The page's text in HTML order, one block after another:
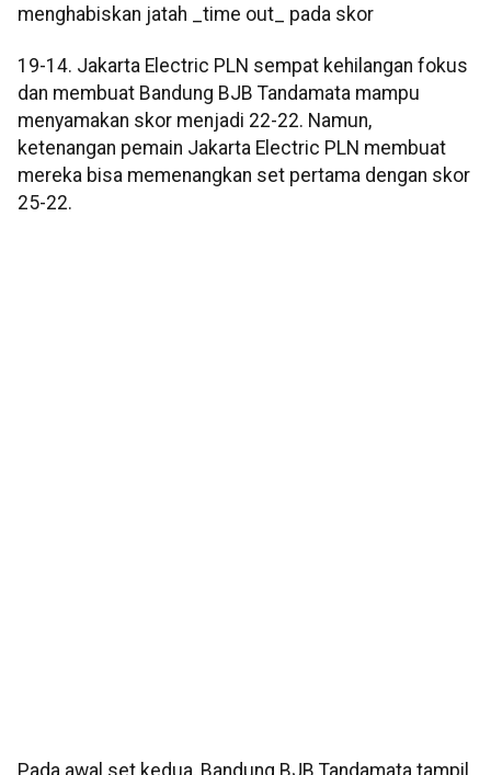
menghabiskan jatah _time out_ pada skor
19-14. Jakarta Electric PLN sempat kehilangan fokus
dan membuat Bandung BJB Tandamata mampu
menyamakan skor menjadi 22-22. Namun,
ketenangan pemain Jakarta Electric PLN membuat
mereka bisa memenangkan set pertama dengan skor
25-22.